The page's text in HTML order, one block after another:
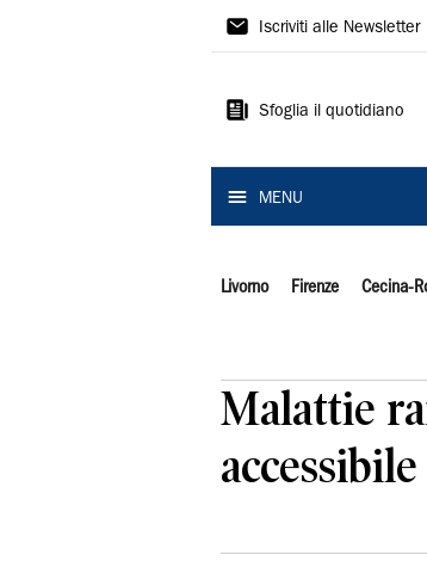
Il
Iscriviti alle Newsletter
Sfoglia il quotidiano
MENU
Livorno Firenze Cecina-
Malattie